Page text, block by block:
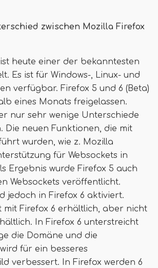
zwischen Mozilla Firefox
heute einer der bekanntesten
Es ist für Windows-, Linux- und
verfügbar. Firefox 5 und 6 (Beta)
eines Monats freigelassen.
nur sehr wenige Unterschiede
Die neuen Funktionen, die mit
wurden, wie z. Mozilla
für Websockets in
Ergebnis wurde Firefox 5 auch
Websockets veröffentlicht.
jedoch in Firefox 6 aktiviert.
mit Firefox 6 erhältlich, aber nicht
In Firefox 6 unterstreicht
die Domäne und die
für ein besseres
verbessert. In Firefox werden 6